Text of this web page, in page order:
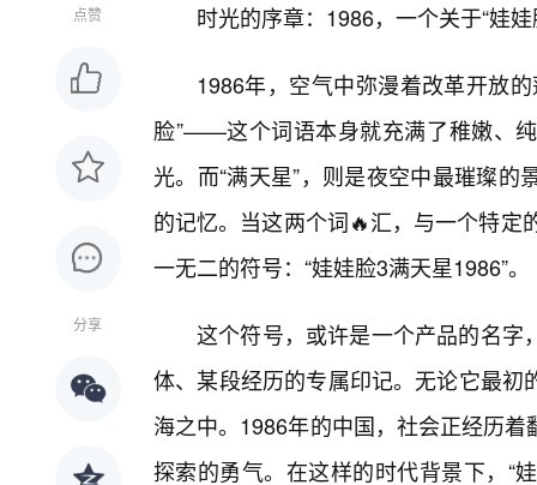
点赞
分享
时光的序章：1986，一个关于“娃娃
1986年，空气中弥漫着改革开放
脸”——这个词语本身就充满了稚嫩、
光。而“满天星”，则是夜空中最璀璨
的记忆。当这两个词🔥汇，与一个特
一无二的符号：“娃娃脸3满天星1986”。
这个符号，或许是一个产品的名字
体、某段经历的专属印记。无论它最
海之中。1986年的中国，社会正经历
探索的勇气。在这样的时代背景下，“